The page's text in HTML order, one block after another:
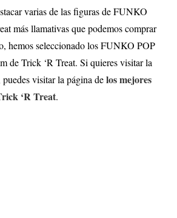
varias de las figuras de FUNKO
más llamativas que podemos comprar
hemos seleccionado los FUNKO POP
de Trick ‘R Treat. Si quieres visitar la
visitar la página delos mejores
‘R Treat.